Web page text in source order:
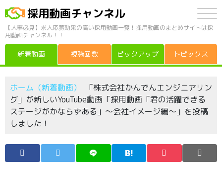
採用動画チャンネル
【人事必見】求人応募効果の高い採用動画一覧！採用動画のまとめサイトは採
用動画チャンネル！！
新着動画 視聴回数 ピックアップ トピックス
ホーム（新着動画）
「株式会社かんでんエンジニアリン
グ」が新しいYouTube動画「採用動画「君の活躍できる
ステージがかならずある」～会社イメージ編～」を投稿
しました！